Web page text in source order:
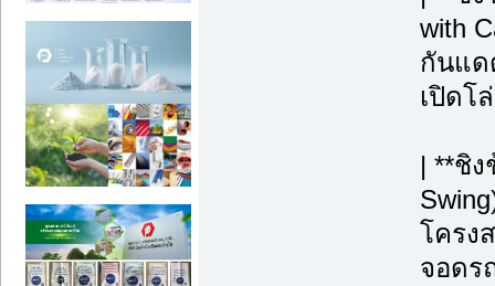
with
กันแด
เปิดโ
| **ชิ
โครง
จอดร